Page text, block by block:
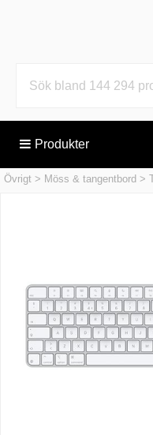
Produkter
Övrigt Möss & tangentbord